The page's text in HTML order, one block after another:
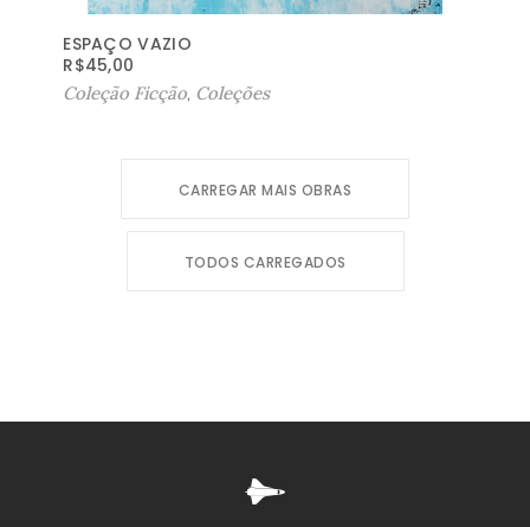
ESPAÇO VAZIO
R$45,00
Coleção Ficção, Coleções
CARREGAR MAIS OBRAS
TODOS CARREGADOS